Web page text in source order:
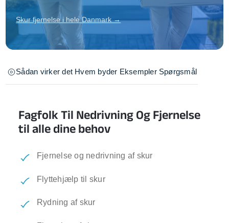
Skur fjernelse i hele Danmark →
Sådan virker det Hvem byder Eksempler Spørgsmål
Fagfolk Til Nedrivning Og Fjernelse
til alle dine behov
Fjernelse og nedrivning af skur
Flyttehjælp til skur
Rydning af skur